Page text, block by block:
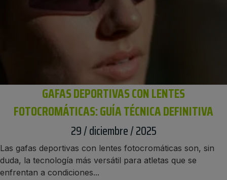
GAFAS DEPORTIVAS CON LENTES
FOTOCROMÁTICAS: GUÍA TÉCNICA DEFINITIVA
29 / diciembre / 2025
Las gafas deportivas con lentes fotocromáticas son, sin
duda, la tecnología más versátil para atletas que se
enfrentan a condiciones...